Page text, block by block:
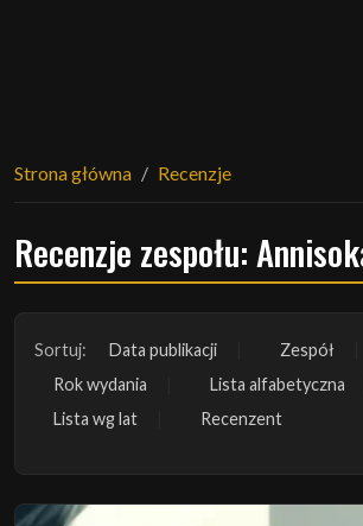
Strona główna Recenzje
Recenzje zespołu:
Sortuj: Data publikacji
Zespół
Rok wydania
Lista alfabetyczna
Lista wg lat
Recenzent